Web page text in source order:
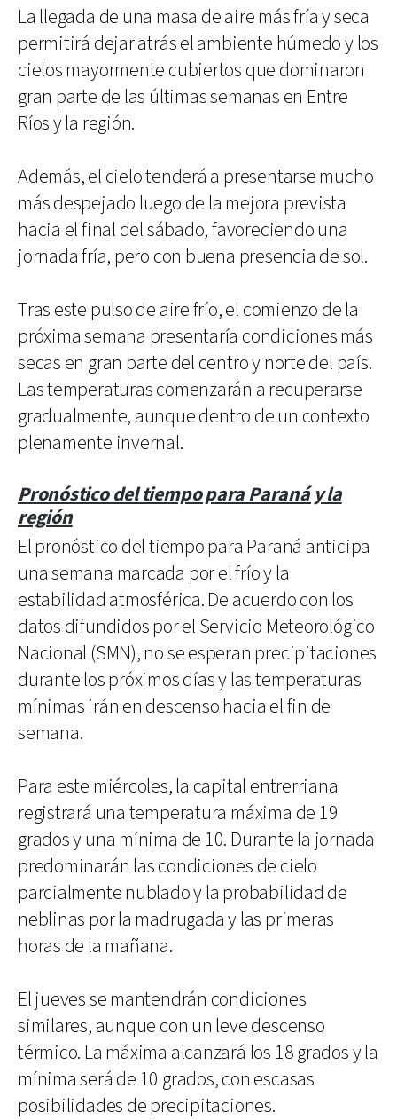
La llegada de una masa de aire más fría y seca
permitirá dejar atrás el ambiente húmedo y los
cielos mayormente cubiertos que dominaron
gran parte de las últimas semanas en Entre
Ríos y la región.
Además, el cielo tenderá a presentarse mucho
más despejado luego de la mejora prevista
hacia el final del sábado, favoreciendo una
jornada fría, pero con buena presencia de sol.
Tras este pulso de aire frío, el comienzo de la
próxima semana presentaría condiciones más
secas en gran parte del centro y norte del país.
Las temperaturas comenzarán a recuperarse
gradualmente, aunque dentro de un contexto
plenamente invernal.
Pronóstico del tiempo para Paraná y la
región
El pronóstico del tiempo para Paraná anticipa
una semana marcada por el frío y la
estabilidad atmosférica. De acuerdo con los
datos difundidos por el Servicio Meteorológico
Nacional (SMN), no se esperan precipitaciones
durante los próximos días y las temperaturas
mínimas irán en descenso hacia el fin de
semana.
Para este miércoles, la capital entrerriana
registrará una temperatura máxima de 19
grados y una mínima de 10. Durante la jornada
predominarán las condiciones de cielo
parcialmente nublado y la probabilidad de
neblinas por la madrugada y las primeras
horas de la mañana.
El jueves se mantendrán condiciones
similares, aunque con un leve descenso
térmico. La máxima alcanzará los 18 grados y la
mínima será de 10 grados, con escasas
posibilidades de precipitaciones.